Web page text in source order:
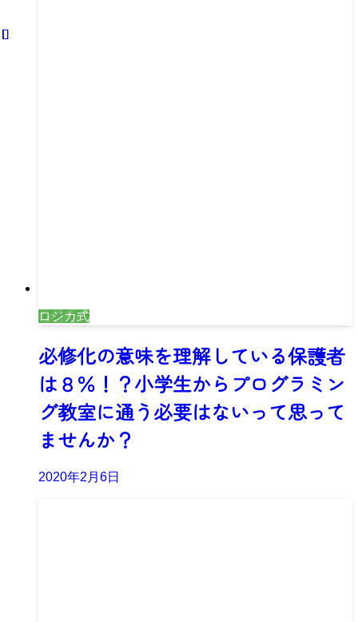
ロジカ式
必修化の意味を理解している保護者
は８％！？小学生からプログラミン
グ教室に通う必要はないって思って
ませんか？
2020年2月6日